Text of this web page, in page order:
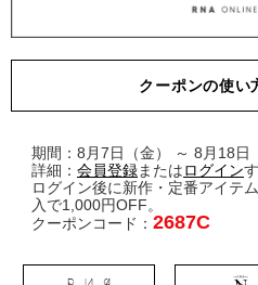
クーポンの使い
期間：8月7日（金） ～ 8月18日
詳細： 会員登録またはログイン
ログイン後に新作・定番アイテ
入で1,000円OFF。
クーポンコード： 2687C